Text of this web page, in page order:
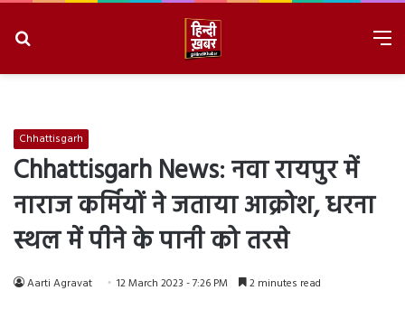
Chhattisgarh
Chhattisgarh News:नवा रायपुर में
नाराज कर्मियों ने जताया आक्रोश,धरना
स्थल में पीने के पानी को तरसे
Aarti Agravat 12 March 2023 - 7:26 PM 2 minutes read